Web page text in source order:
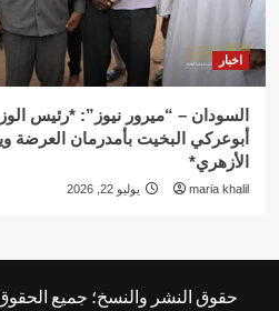
اخبار
السودان – “ميرور نيوز”: *رئيس
أبوعركي البخيت بأمدرمان العرضة
الأزهري*
maria khalil يوليو 22, 2026
حقوق النشر والنسخ؛ جميع